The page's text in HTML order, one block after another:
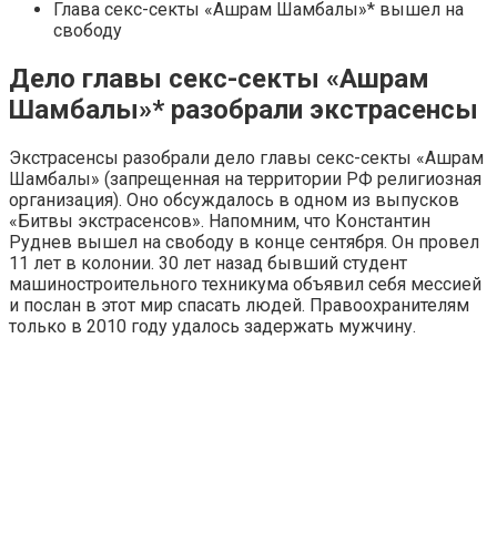
Глава секс-секты «Ашрам Шамбалы»* вышел на
свободу
Дело главы секс-секты «Ашрам
Шамбалы»* разобрали экстрасенсы
Экстрасенсы разобрали дело главы секс-секты «Ашрам
Шамбалы» (запрещенная на территории РФ религиозная
организация). Оно обсуждалось в одном из выпусков
«Битвы экстрасенсов». Напомним, что Константин
Руднев вышел на свободу в конце сентября. Он провел
11 лет в колонии. 30 лет назад бывший студент
машиностроительного техникума объявил себя мессией
и послан в этот мир спасать людей. Правоохранителям
только в 2010 году удалось задержать мужчину.